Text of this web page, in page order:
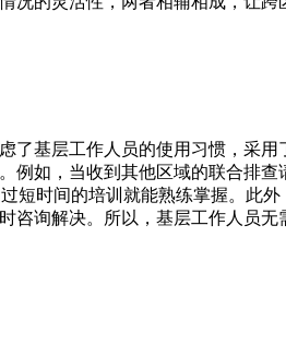
基层工作人员的使用习惯，采
例如，当收到其他区域的联合排
短时间的培训就能熟练掌握。此
询解决。所以，基层工作人员